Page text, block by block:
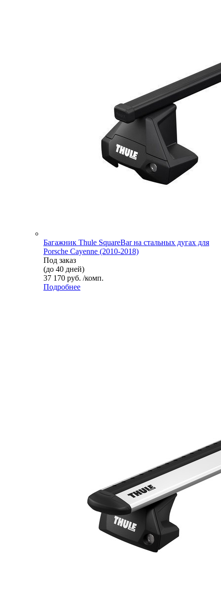
Багажник Thule SquareBar на стальных дугах для
Porsche Cayenne (2010-2018)
Под заказ
(до 40 дней)
37 170 руб. /комп.
Подробнее